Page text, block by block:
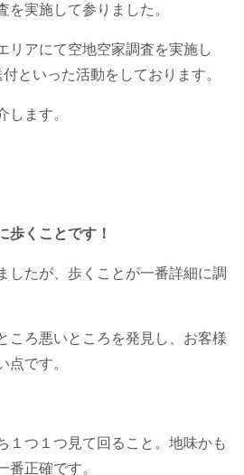
を実施して参りました。
リアにて空地空家調査を実施し
といった活動をしております。
します。
歩くことです！
したが、歩くことが一番詳細に調
ころ悪いところを発見し、お客様
点です。
１つ１つ見て回ること。地味かも
番正確です。